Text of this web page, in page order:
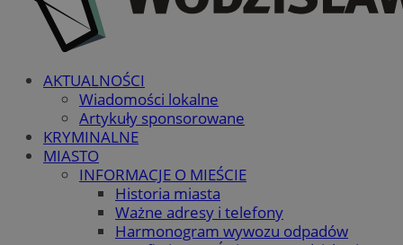
AKTUALNOŚCI
Wiadomości lokalne
Artykuły sponsorowane
KRYMINALNE
MIASTO
INFORMACJE O MIEŚCIE
Historia miasta
Ważne adresy i telefony
Harmonogram wywozu odpadów